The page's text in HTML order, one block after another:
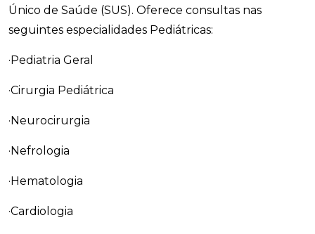
Único de Saúde (SUS). Oferece consultas nas
seguintes especialidades Pediátricas:
·Pediatria Geral
·Cirurgia Pediátrica
·Neurocirurgia
·Nefrologia
·Hematologia
·Cardiologia